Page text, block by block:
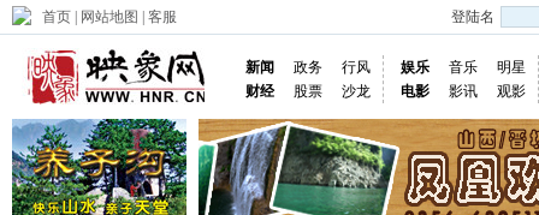
首页 网站地图 客服 登陆名
新闻 政务
行风
财经
股票 沙龙
娱乐 音乐
明星
电影
影讯 观影